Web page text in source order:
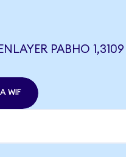
РАВНО
WIF